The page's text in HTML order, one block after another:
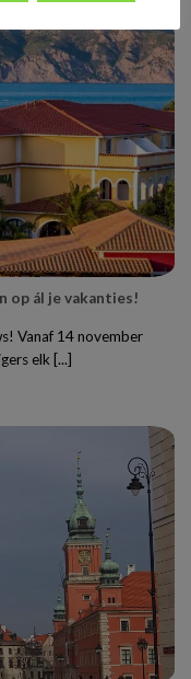
op ál je vakanties!
Vanaf 14 november
elk [...]